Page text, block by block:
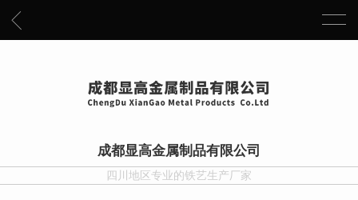
成都显高金属制品有限公司
四川地区专业的铁艺生产厂家